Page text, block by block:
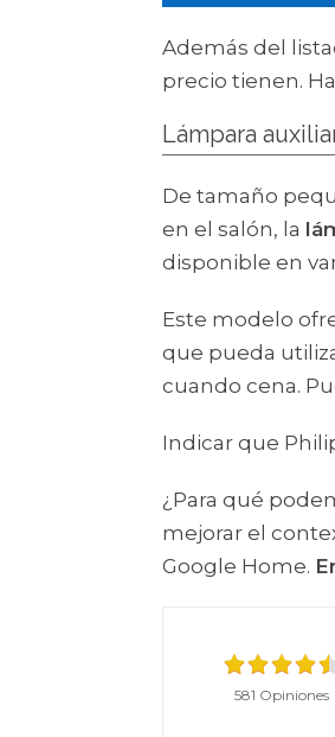
Además del
precio tienen.
Lámpara
De tamaño
en el salón, la
disponible en
Este modelo
que pueda
cuando cena.
Indicar que
¿Para qué
mejorar el
Google Home.
581 Opiniones